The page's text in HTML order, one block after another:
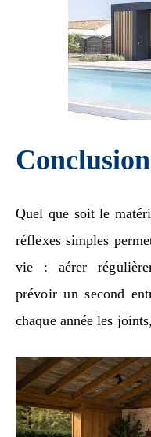
Quel que soit le
réflexes simples
vie : aérer
prévoir un second
chaque année les